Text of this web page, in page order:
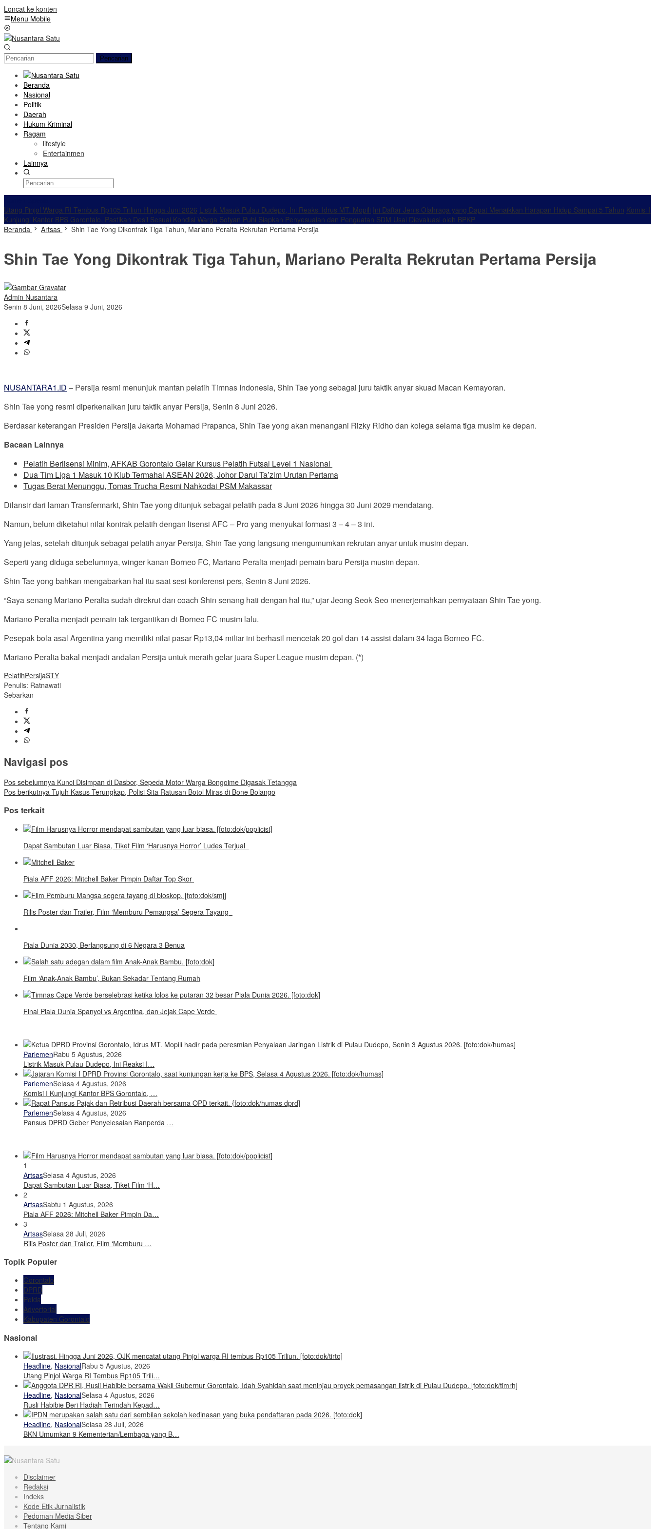
Loncat ke konten
Menu Mobile
Pencarian
Beranda
Nasional
Politik
Daerah
Hukum Kriminal
Ragam
lifestyle
Entertainmen
Lainnya
Utang Pinjol Warga RI Tembus Rp105 Triliun Hingga Juni 2026 Listrik Masuk Pulau Dudepo, Ini Reaksi Idrus MT. Mopili Ini Daftar Jenis Olahraga yang Dapat Menaikkan Harapan Hidup Sampai 5 Tahun Komisi I
Kunjungi Kantor BPS Gorontalo, Pastikan Desil Sesuai Kondisi Warga Sofyan Puhi Siapkan Penyesuaian dan Penguatan SDM Usai Dievaluasi oleh BPKP
Beranda
Artsas Shin Tae Yong Dikontrak Tiga Tahun, Mariano Peralta Rekrutan Pertama Persija
Shin Tae Yong Dikontrak Tiga Tahun, Mariano Peralta Rekrutan Pertama Persija
Admin Nusantara
Senin 8 Juni, 2026Selasa 9 Juni, 2026
NUSANTARA1.ID – Persija resmi menunjuk mantan pelatih Timnas Indonesia, Shin Tae yong sebagai juru taktik anyar skuad Macan Kemayoran.
Shin Tae yong resmi diperkenalkan juru taktik anyar Persija, Senin 8 Juni 2026.
Berdasar keterangan Presiden Persija Jakarta Mohamad Prapanca, Shin Tae yong akan menangani Rizky Ridho dan kolega selama tiga musim ke depan.
Bacaan Lainnya
Pelatih Berlisensi Minim, AFKAB Gorontalo Gelar Kursus Pelatih Futsal Level 1 Nasional
Dua Tim Liga 1 Masuk 10 Klub Termahal ASEAN 2026, Johor Darul Ta’zim Urutan Pertama
Tugas Berat Menunggu, Tomas Trucha Resmi Nahkodai PSM Makassar
Dilansir dari laman Transfermarkt, Shin Tae yong ditunjuk sebagai pelatih pada 8 Juni 2026 hingga 30 Juni 2029 mendatang.
Namun, belum diketahui nilai kontrak pelatih dengan lisensi AFC – Pro yang menyukai formasi 3 – 4 – 3 ini.
Yang jelas, setelah ditunjuk sebagai pelatih anyar Persija, Shin Tae yong langsung mengumumkan rekrutan anyar untuk musim depan.
Seperti yang diduga sebelumnya, winger kanan Borneo FC, Mariano Peralta menjadi pemain baru Persija musim depan.
Shin Tae yong bahkan mengabarkan hal itu saat sesi konferensi pers, Senin 8 Juni 2026.
“Saya senang Mariano Peralta sudah direkrut dan coach Shin senang hati dengan hal itu,” ujar Jeong Seok Seo menerjemahkan pernyataan Shin Tae yong.
Mariano Peralta menjadi pemain tak tergantikan di Borneo FC musim lalu.
Pesepak bola asal Argentina yang memiliki nilai pasar Rp13,04 miliar ini berhasil mencetak 20 gol dan 14 assist dalam 34 laga Borneo FC.
Mariano Peralta bakal menjadi andalan Persija untuk meraih gelar juara Super League musim depan. (*)
PelatihPersijaSTY
Penulis: Ratnawati
Sebarkan
Navigasi pos
Pos sebelumnya Kunci Disimpan di Dasbor, Sepeda Motor Warga Bongoime Digasak Tetangga
Pos berikutnya Tujuh Kasus Terungkap, Polisi Sita Ratusan Botol Miras di Bone Bolango
Pos terkait
Dapat Sambutan Luar Biasa, Tiket Film ‘Harusnya Horror’ Ludes Terjual
Piala AFF 2026: Mitchell Baker Pimpin Daftar Top Skor
Rilis Poster dan Trailer, Film ‘Memburu Pemangsa’ Segera Tayang
Piala Dunia 2030, Berlangsung di 6 Negara 3 Benua
Film ‘Anak-Anak Bambu’, Bukan Sekadar Tentang Rumah
Final Piala Dunia Spanyol vs Argentina, dan Jejak Cape Verde
ParlemenRabu 5 Agustus, 2026
Listrik Masuk Pulau Dudepo, Ini Reaksi I…
ParlemenSelasa 4 Agustus, 2026
Komisi I Kunjungi Kantor BPS Gorontalo, …
ParlemenSelasa 4 Agustus, 2026
Pansus DPRD Geber Penyelesaian Ranperda …
1
ArtsasSelasa 4 Agustus, 2026
Dapat Sambutan Luar Biasa, Tiket Film ‘H…
2
ArtsasSabtu 1 Agustus, 2026
Piala AFF 2026: Mitchell Baker Pimpin Da…
3
ArtsasSelasa 28 Juli, 2026
Rilis Poster dan Trailer, Film ‘Memburu …
Topik Populer
Gorontalo
DPRD
Polda
Advertorial
Kabupaten Gorontalo
Nasional
Headline, NasionalRabu 5 Agustus, 2026
Utang Pinjol Warga RI Tembus Rp105 Trili…
Headline, NasionalSelasa 4 Agustus, 2026
Rusli Habibie Beri Hadiah Terindah Kepad…
Headline, NasionalSelasa 28 Juli, 2026
BKN Umumkan 9 Kementerian/Lembaga yang B…
Disclaimer
Redaksi
Indeks
Kode Etik Jurnalistik
Pedoman Media Siber
Tentang Kami